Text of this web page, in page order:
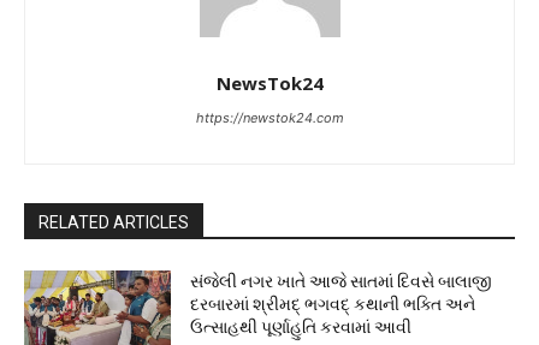
NewsTok24
https://newstok24.com
RELATED ARTICLES
સંજેલી નગર ખાતે આજે સાતમાં દિવસે બાલાજી
દરબારમાં શ્રીમદ્ ભગવદ્ કથાની ભક્તિ અને
ઉત્સાહથી પૂર્ણાહુતિ કરવામાં આવી